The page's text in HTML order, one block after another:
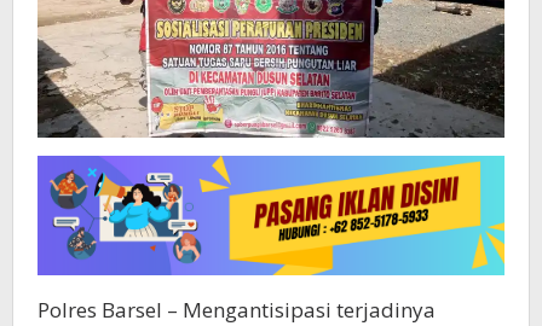
Polres Barsel – Mengantisipasi terjadinya